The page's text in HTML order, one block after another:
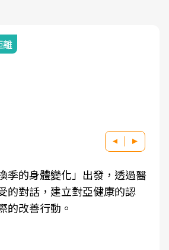
離
季的身體變化」出發，透過醫
的對話，建立對亞健康的認
的改善行動。